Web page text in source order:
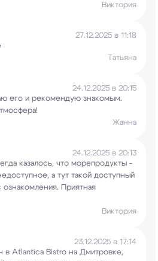
Виктория
27.12.2025 в 11:18
Татьяна
24.12.2025 в 20:15
его и рекомендую знакомым.
Жанна
24.12.2025 в 20:13
казалось, что морепродукты -
а тут такой доступный
ознакомления. Приятная
Виктория
23.12.2025 в 17:14
в Аtlantica Bistro на Дмитровке,